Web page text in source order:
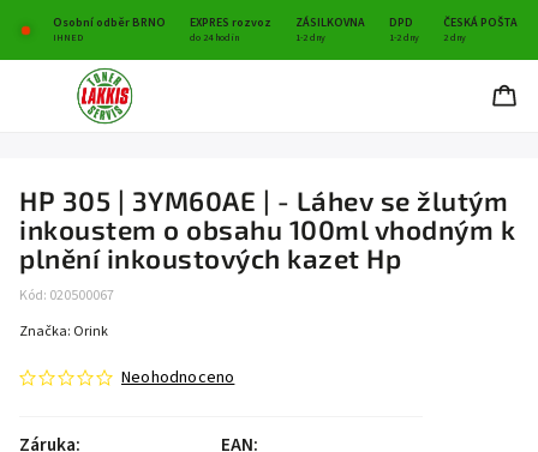
Osobní odběr BRNO EXPRES rozvoz ZÁSILKOVNA DPD ČESKÁ POŠTA
IHNED do 24 hodin 1-2 dny 1-2 dny 2 dny
HP 305 | 3YM60AE | - Láhev se žlutým
inkoustem o obsahu 100ml vhodným k
plnění inkoustových kazet Hp
Kód: 020500067
Neohodnoceno
Záruka: EAN:
Značka: Orink